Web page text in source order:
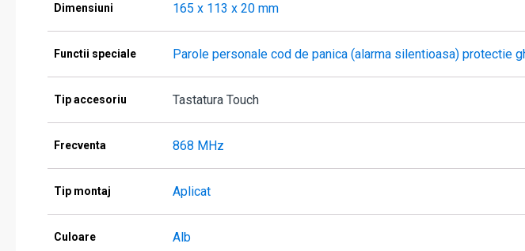
Dimensiuni 165 x 113 x 20 mm
Functii speciale Parole personale cod de panica (alarma silentioasa) protectie
Tip accesoriu Tastatura Touch
Frecventa 868 MHz
Tip montaj Aplicat
Culoare Alb